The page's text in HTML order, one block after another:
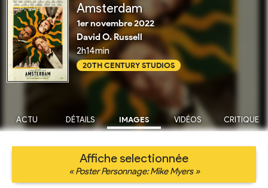
Amsterdam
1er novembre 2022
David O. Russell
2h14min
20TH CENTURY STUDIOS
ACTU DÉTAILS IMAGES VIDÉOS CRITIQUE
Affiche selectionnée
« Poster Personnage: Mike Myers »